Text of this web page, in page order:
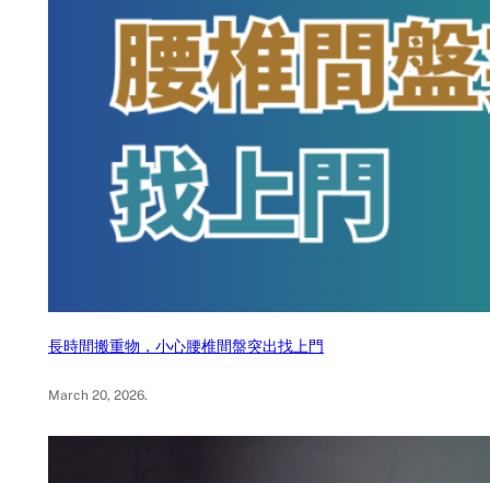
長時間搬重物，小心腰椎間盤突出找上門
March 20, 2026.